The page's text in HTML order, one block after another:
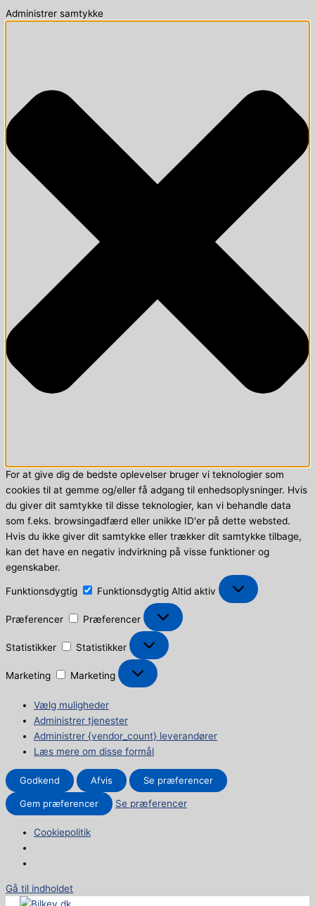
Administrer samtykke
For at give dig de bedste oplevelser bruger vi teknologier som
cookies til at gemme og/eller få adgang til enhedsoplysninger. Hvis
du giver dit samtykke til disse teknologier, kan vi behandle data
som f.eks. browsingadfærd eller unikke ID'er på dette websted.
Hvis du ikke giver dit samtykke eller trækker dit samtykke tilbage,
kan det have en negativ indvirkning på visse funktioner og
egenskaber.
Funktionsdygtig Funktionsdygtig Altid aktiv
Præferencer Præferencer
Statistikker Statistikker
Marketing Marketing
Vælg muligheder
Administrer tjenester
Administrer {vendor_count} leverandører
Læs mere om disse formål
Godkend Afvis Se præferencer
Gem præferencer Se præferencer
Cookiepolitik
Gå til indholdet